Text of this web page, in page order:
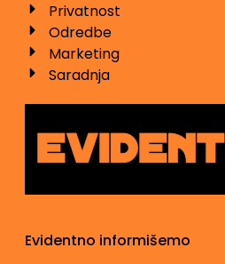
Privatnost
Odredbe
Marketing
Saradnja
Evidentno informišemo